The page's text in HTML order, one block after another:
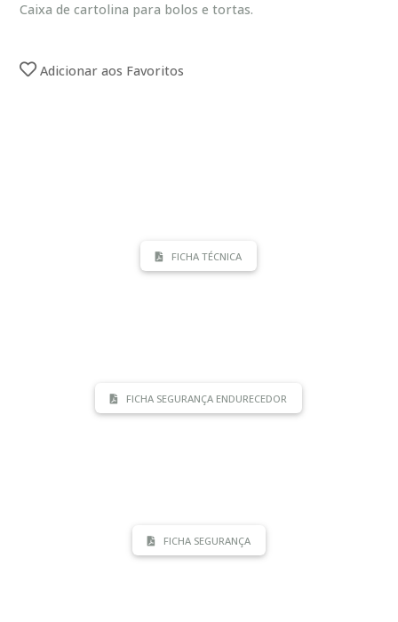
Caixa de cartolina para bolos e tortas.
Adicionar aos Favoritos
FICHA TÉCNICA
FICHA SEGURANÇA ENDURECEDOR
FICHA SEGURANÇA